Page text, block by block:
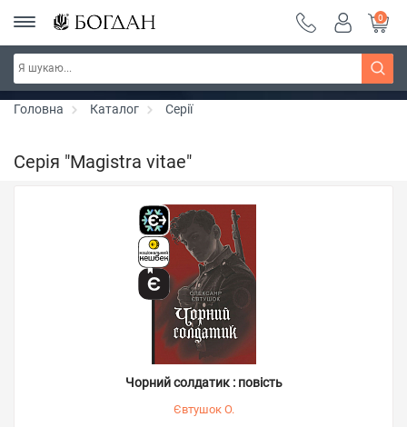
РОЗПРОДАЖ ~ 150 грн ~ 200 грн ~ 250 грн ~
300 грн ~ РОЗПРОДАЖ
Дізнатись більше
0
Головна Каталог Серії
Серія "Magistra vitaе"
Чорний солдатик : повість
Євтушок О.